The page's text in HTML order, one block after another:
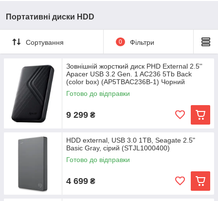
Портативні диски HDD
Сортування 0 Фільтри
Зовнішній жорсткий диск PHD External 2.5''
Apacer USB 3.2 Gen. 1 AC236 5Tb Back
(color box) (AP5TBAC236B-1) Чорний
Готово до відправки
9 299 ₴
HDD external, USB 3.0 1TB, Seagate 2.5"
Basic Gray, сірий (STJL1000400)
Готово до відправки
4 699 ₴